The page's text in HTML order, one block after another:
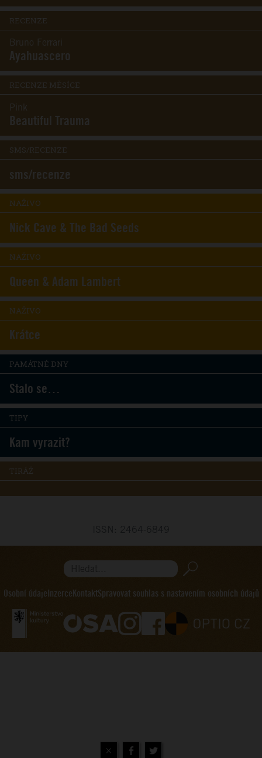
×
RECENZE
Bruno Ferrari
Ayahuascero
RECENZE MĚSÍCE
Pink
Beautiful Trauma
SMS/RECENZE
sms/recenze
NAŽIVO
Nick Cave & The Bad Seeds
NAŽIVO
Queen & Adam Lambert
NAŽIVO
Krátce
PAMÁTNÉ DNY
Stalo se…
TIPY
Kam vyrazit?
TIRÁŽ
Hledat...
Osobní údajeInzerceKontaktSpravovat souhlas s nastavením osobních údajů